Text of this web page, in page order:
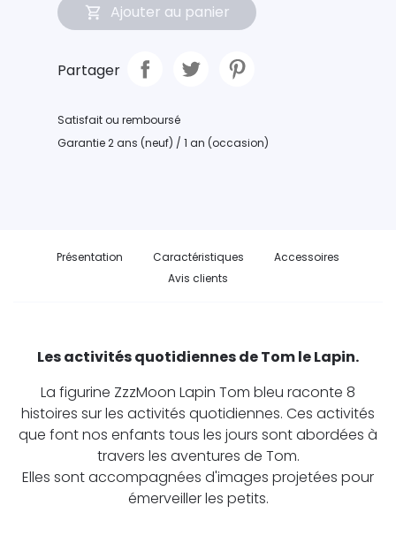
Ajouter au panier
Partager
Satisfait ou remboursé
Garantie 2 ans (neuf) / 1 an (occasion)
Présentation Caractéristiques
Accessoires
Avis clients
Les activités quotidiennes de Tom le Lapin.
La figurine ZzzMoon Lapin Tom bleu raconte 8
histoires sur les activités quotidiennes. Ces activités
que font nos enfants tous les jours sont abordées à
travers les aventures de Tom.
Elles sont accompagnées d'images projetées pour
émerveiller les petits.